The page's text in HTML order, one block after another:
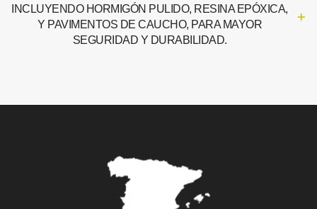
INCLUYENDO HORMIGÓN PULIDO, RESINA EPÓXICA,
Y PAVIMENTOS DE CAUCHO, PARA MAYOR
SEGURIDAD Y DURABILIDAD.